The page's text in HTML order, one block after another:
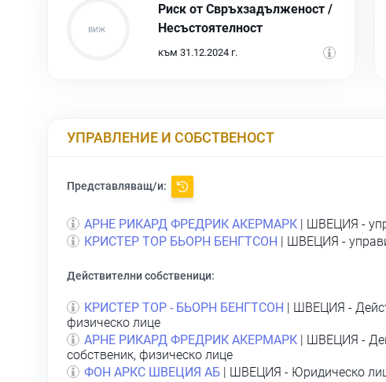
Риск от Свръхзадълженост /
Несъстоятелност
към 31.12.2024 г.
УПРАВЛЕНИЕ И СОБСТВЕНОСТ
Представляващ/и:
АРНЕ РИКАРД ФРЕДРИК АКЕРМАРК | ШВЕЦИЯ -
КРИСТЕР ТОР БЬОРН БЕНГТСОН | ШВЕЦИЯ -
Действителни собственици:
КРИСТЕР ТОР - БЬОРН БЕНГТСОН | ШВЕЦИЯ -
физическо лице
АРНЕ РИКАРД ФРЕДРИК АКЕРМАРК | ШВЕЦИЯ -
собственик, физическо лице
ФОН АРКС ШВЕЦИЯ АБ | ШВЕЦИЯ - Юридическо